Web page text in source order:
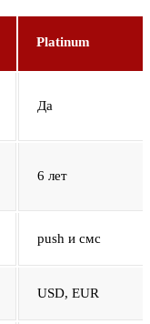
Platinum
Да
6 лет
push и смс
USD, EUR